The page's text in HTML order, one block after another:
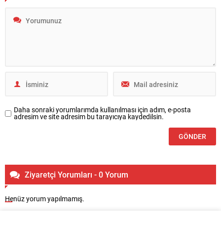
Daha sonraki yorumlarımda kullanılması için adım, e-posta
adresim ve site adresim bu tarayıcıya kaydedilsin.
Ziyaretçi Yorumları - 0 Yorum
Henüz yorum yapılmamış.